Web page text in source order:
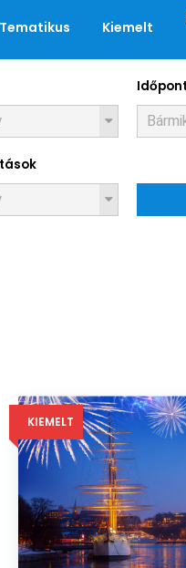
Tematikus Kiemelt
Időpont
KIEMELT